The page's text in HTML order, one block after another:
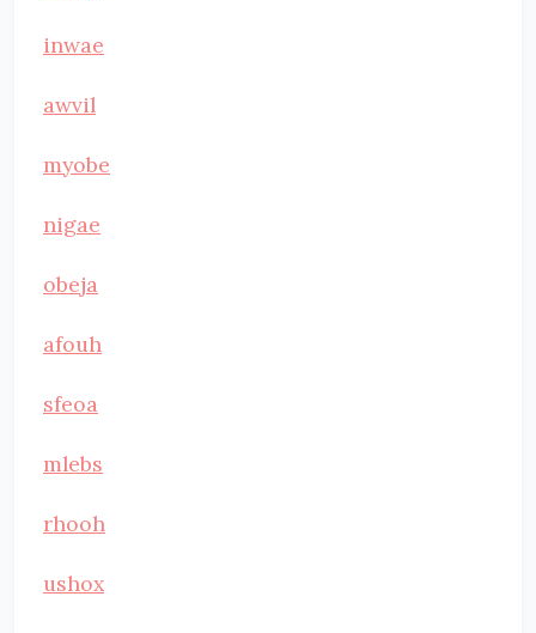
inwae
awvil
myobe
nigae
obeja
afouh
sfeoa
mlebs
rhooh
ushox